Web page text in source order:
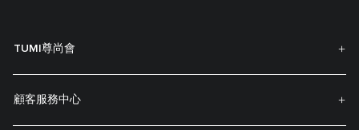
TUMI尊尚會
顧客服務中心